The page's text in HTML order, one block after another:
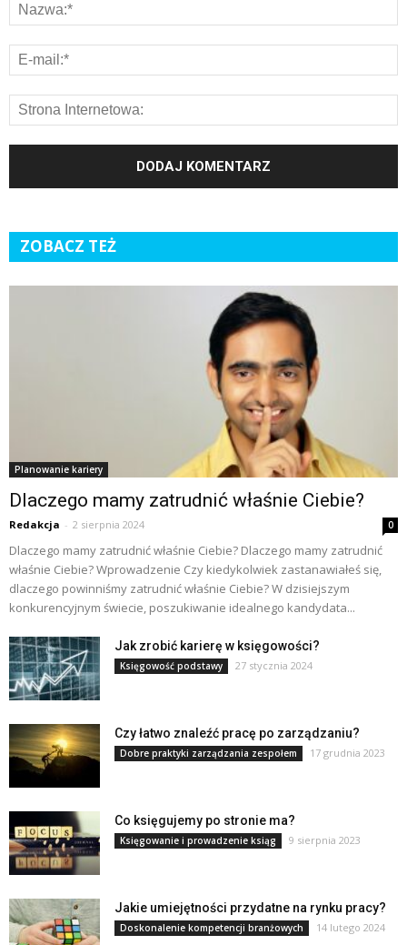
ZOBACZ TEŻ
Planowanie kariery
Dlaczego mamy zatrudnić właśnie Ciebie?
Redakcja - 2 sierpnia 2024 0
Dlaczego mamy zatrudnić właśnie Ciebie? Dlaczego mamy zatrudnić
właśnie Ciebie? Wprowadzenie Czy kiedykolwiek zastanawiałeś się,
dlaczego powinniśmy zatrudnić właśnie Ciebie? W dzisiejszym
konkurencyjnym świecie, poszukiwanie idealnego kandydata...
Jak zrobić karierę w księgowości?
Księgowość podstawy 27 stycznia 2024
Czy łatwo znaleźć pracę po zarządzaniu?
Dobre praktyki zarządzania zespołem 17 grudnia 2023
Co księgujemy po stronie ma?
Księgowanie i prowadzenie ksiąg 9 sierpnia 2023
Jakie umiejętności przydatne na rynku pracy?
Doskonalenie kompetencji branżowych 14 lutego 2024